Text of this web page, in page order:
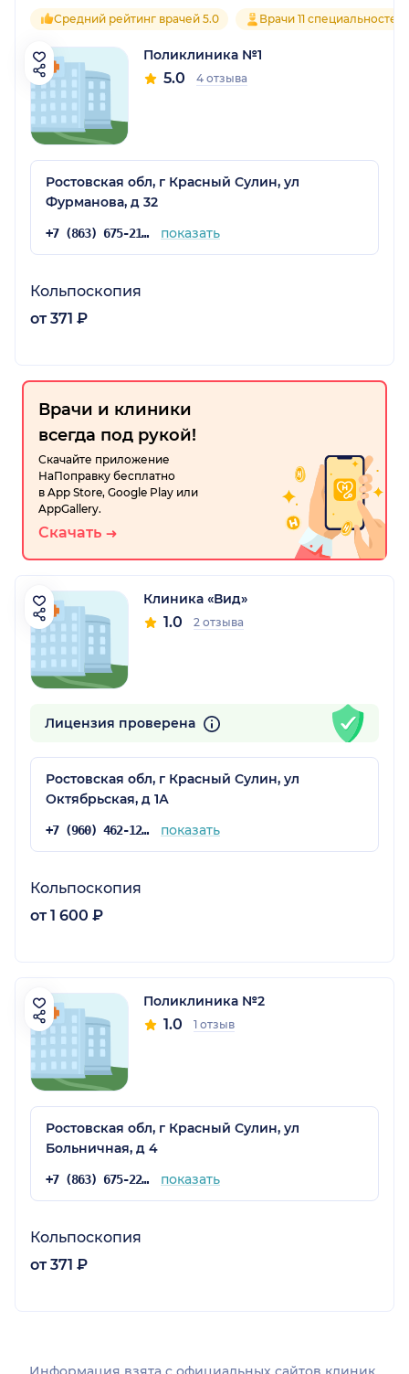
Средний рейтинг врачей 5.0 Врачи 11 специальностей
Поликлиника №1
5.0 4 отзыва
Ростовская обл, г Красный Сулин, ул
Фурманова, д 32
+7 (863) 675-21-04 показать
Кольпоскопия
от 371 ₽
Врачи и клиники
всегда под рукой!
Скачайте приложение
НаПоправку бесплатно
в App Store, Google Play или
AppGallery.
Скачать
Клиника «Вид»
1.0 2 отзыва
Лицензия проверена
Ростовская обл, г Красный Сулин, ул
Октябрьская, д 1А
+7 (960) 462-12-33 показать
Кольпоскопия
от 1 600 ₽
Поликлиника №2
1.0 1 отзыв
Ростовская обл, г Красный Сулин, ул
Больничная, д 4
+7 (863) 675-22-62 показать
Кольпоскопия
от 371 ₽